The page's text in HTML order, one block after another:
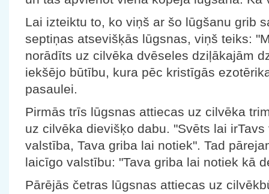
Lai izteiktu to, ko viņš ar šo lūgšanu grib
septiņas atsevišķās lūgsnas, viņš teiks:
norādīts uz cilvēka dvēseles dziļākajām
iekšējo būtību, kura pēc kristīgās
pasaulei.
Pirmās trīs lūgsnas attiecas uz cilvēka
uz cilvēka dievišķo dabu. "Svēts lai
valstība, Tava griba lai notiek". Tad
laicīgo valstību: "Tava griba lai notiek kā
Pārējās četras lūgsnas attiecas uz